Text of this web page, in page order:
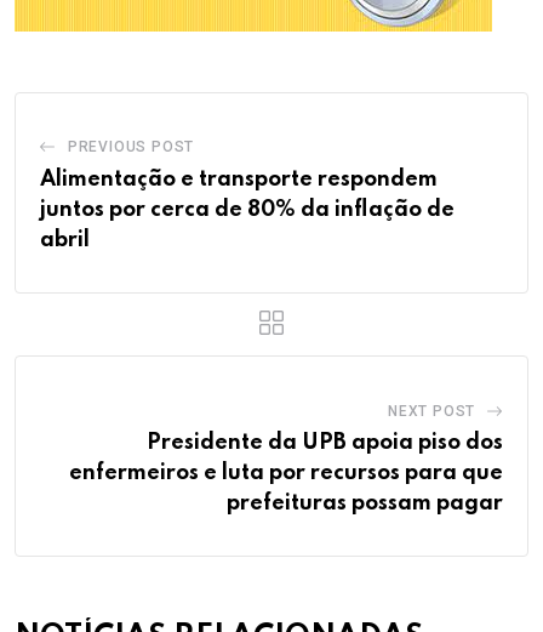
PREVIOUS POST
Alimentação e transporte respondem
juntos por cerca de 80% da inflação de
abril
NEXT POST
Presidente da UPB apoia piso dos
enfermeiros e luta por recursos para que
prefeituras possam pagar